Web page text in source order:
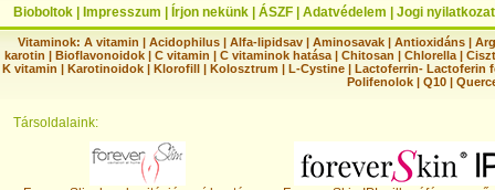
Bioboltok Impresszum Írjon nekünk ÁSZF Adatvédelem Jogi nyilatkozat
Vitaminok: A vitamin |Acidophilus |Alfa-lipidsav |Aminosavak |Antioxidáns |
karotin | Bioflavonoidok | C vitamin | C vitaminok hatása | Chitosan | Chlorella |
K vitamin | Karotinoidok | Klorofill | Kolosztrum | L-Cystine | Lactoferrin- Lactoferin
Polifenolok |Q10 |
Társoldalaink: